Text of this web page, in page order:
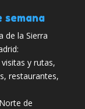
semana
de la Sierra
y rutas,
restaurantes,
de